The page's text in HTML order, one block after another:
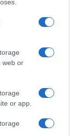
web or
or app.
τα
στο νέο
–